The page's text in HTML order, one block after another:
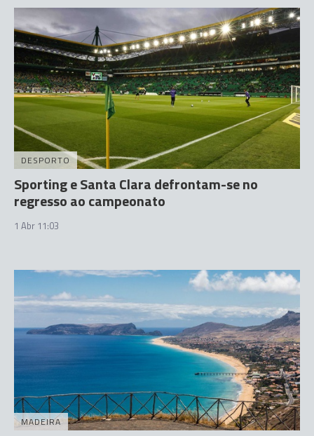
DESPORTO
Sporting e Santa Clara defrontam-se no
regresso ao campeonato
1 Abr 11:03
MADEIRA